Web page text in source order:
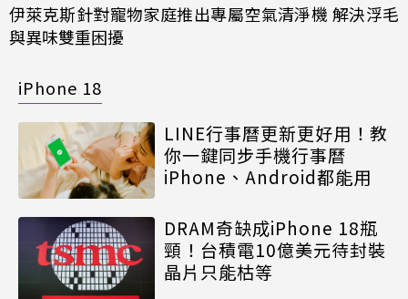
伊萊克斯針對寵物家庭推出專屬空氣清淨機 解決浮毛
與異味雙重困擾
iPhone 18
LINE行事曆更新更好用！教
你一鍵同步手機行事曆
iPhone、Android都能用
DRAM奇缺成iPhone 18瓶
頸！台積電10億美元待封裝
晶片只能枯等